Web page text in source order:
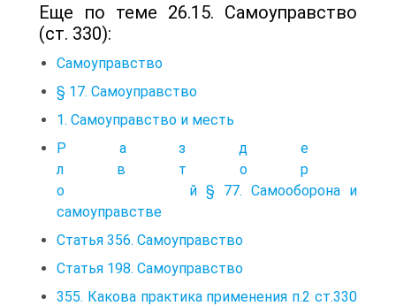
Еще по теме 26.15. Самоуправство
(ст. 330):
Самоуправство
§ 17. Самоуправство
1. Самоуправство и месть
Р а з д е
л в т о р
о й § 77. Самооборона и
самоуправстве
Статья 356. Самоуправство
Статья 198. Самоуправство
355. Какова практика применения п.2 ст.330